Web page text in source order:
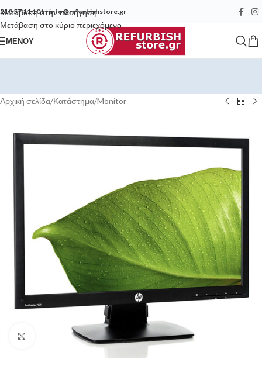
Μετάβαση στην πλοήγηση
Μετάβαση στο κύριο περιεχόμενο
210 57 11 101|info@refurbishstore.gr
ΜΕΝΟΎ
Αρχική σελίδα/Κατάστημα/Monitor
Κάντε κλικ για μεγέθυνση